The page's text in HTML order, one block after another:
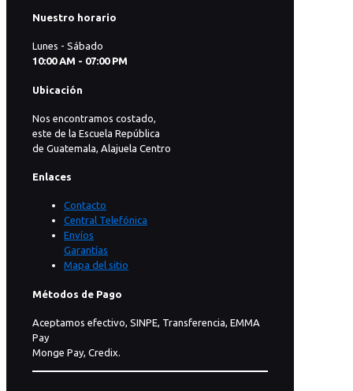
Nuestro horario
Lunes - Sábado
10:00 AM - 07:00 PM
Ubicación
Nos encontramos costado,
este de la Escuela República
de Guatemala, Alajuela Centro
Enlaces
Contacto
Central Telefónica
Envíos
Garantías
Mapa del sitio
Métodos de Pago
Aceptamos efectivo, SINPE, Transferencia, EMMA
Pay
Monge Pay, Credix.